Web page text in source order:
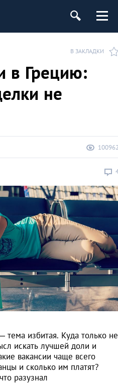
В ЗАКЛАДКИ
в Грецию:
не
тема избитая. Куда только не
искать лучшей доли и
вакансии чаще всего
и сколько им платят?
разузнал